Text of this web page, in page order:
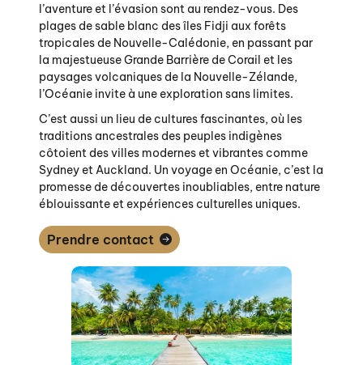
l’aventure et l’évasion sont au rendez-vous. Des
plages de sable blanc des îles Fidji aux forêts
tropicales de Nouvelle-Calédonie, en passant par
la majestueuse Grande Barrière de Corail et les
paysages volcaniques de la Nouvelle-Zélande,
l’Océanie invite à une exploration sans limites.
C’est aussi un lieu de cultures fascinantes, où les
traditions ancestrales des peuples indigènes
côtoient des villes modernes et vibrantes comme
Sydney et Auckland. Un voyage en Océanie, c’est la
promesse de découvertes inoubliables, entre nature
éblouissante et expériences culturelles uniques.
Prendre contact